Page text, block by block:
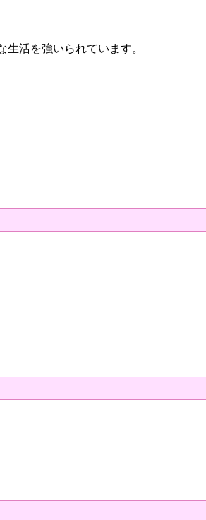
活を強いられています。